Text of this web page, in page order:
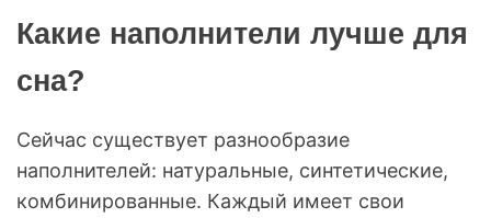
Какие наполнители лучше для
сна?
Сейчас существует разнообразие
наполнителей: натуральные, синтетические,
комбинированные. Каждый имеет свои